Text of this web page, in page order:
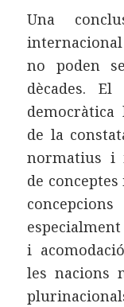
Una
internacional
no poden
dècades.
de la
normatius i
de
i
les nacions